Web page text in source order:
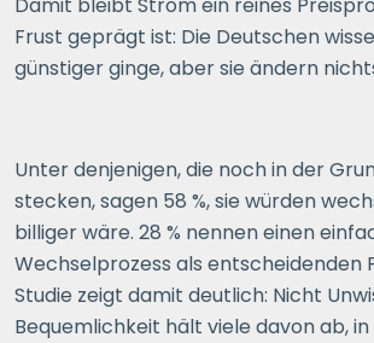
Frust geprägt ist: Die Deutschen
günstiger ginge, aber sie ändern
Unter denjenigen, die noch in der
stecken, sagen 58 %, sie würden
billiger wäre. 28 % nennen einen
Wechselprozess als entscheidenden
Studie zeigt damit deutlich: Nicht
Bequemlichkeit hält viele davon ab,